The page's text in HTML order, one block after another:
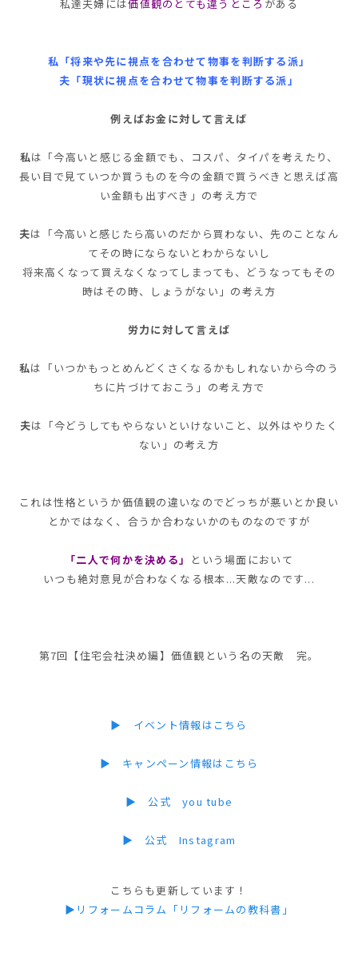
私達夫婦には価値観のとても違うところ がある
私「将来や先に視点を合わせて物事を判断する派」
夫「現状に視点を合わせて物事を判断する派」
例えばお金に対して言えば
私は 「今高いと感じる金額でも、コスパ、タイパを考えたり、
長い目で見ていつか買うものを今の金額で買うべきと思えば高
い金額も出すべき」 の考え方で
夫は 「今高いと感じたら高いのだから買わない、先のことなん
てその時にならないとわからないし
将来高くなって買えなくなってしまっても、どうなってもその
時はその時、しょうがない」の考え方
労力に対して言えば
私は 「いつかもっとめんどくさくなるかもしれないから今のう
ちに片づけておこう」 の考え方で
夫は 「今どうしてもやらないといけないこと、以外はやりたく
ない」の考え方
これは性格というか価値観の違いなので どっちが悪いとか良い
とかではなく、合うか合わないかのものなのですが
「二人で何かを決める」
という場面において
いつも絶対意見が合わなくなる根本...天敵なのです...
第7回【住宅会社決め編】価値観という名の天敵 完。
▶ イベント情報はこちら
▶ キャンペーン情報はこちら
▶ 公式 you tube
▶ 公式 Instagram
こちらも更新しています！
▶リフォームコラム「リフォームの教科書」